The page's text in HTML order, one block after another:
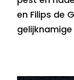
en Filips de
gelijknamige